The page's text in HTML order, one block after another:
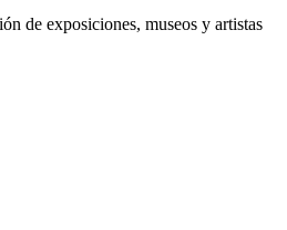
de exposiciones, museos y artistas